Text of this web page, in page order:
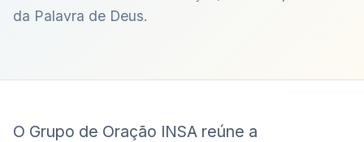
da Palavra de Deus.
O Grupo de Oração INSA reúne a